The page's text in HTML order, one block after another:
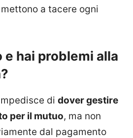
a tacere ogni
hai problemi alla
di dover gestire
per il mutuo, ma non
dal pagamento